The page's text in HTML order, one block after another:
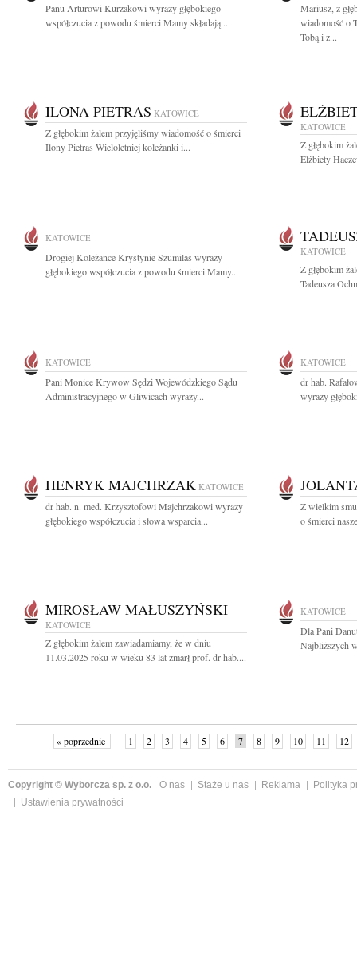
Panu Arturowi Kurzakowi wyrazy głębokiego
współczucia z powodu śmierci Mamy składają...
Mariusz, z
wiadomość o
Tobą i z...
ILONA PIETRAS KATOWICE
Z głębokim żalem przyjęliśmy wiadomość o śmierci
Ilony Pietras Wieloletniej koleżanki i...
KATOWICE
Z głębokim
Elżbiety
KATOWICE
Drogiej Koleżance Krystynie Szumilas wyrazy
głębokiego współczucia z powodu śmierci Mamy...
KATOWICE
Z głębokim
Tadeusza
KATOWICE
Pani Monice Krywow Sędzi Wojewódzkiego Sądu
Administracyjnego w Gliwicach wyrazy...
KATOWICE
dr hab.
wyrazy
HENRYK MAJCHRZAK KATOWICE
dr hab. n. med. Krzysztofowi Majchrzakowi wyrazy
głębokiego współczucia i słowa wsparcia...
Z wielkim
o śmierci
MIROSŁAW MAŁUSZYŃSKI
KATOWICE
Z głębokim żalem zawiadamiamy, że w dniu
11.03.2025 roku w wieku 83 lat zmarł prof. dr hab....
KATOWICE
Dla Pani
Najbliższych
« poprzednie 1 2 3 4 5 6 7 8 9 10 11 12
Copyright © Wyborcza sp. z o.o. O nas Staże u nas Reklama
Polityka
Ustawienia prywatności